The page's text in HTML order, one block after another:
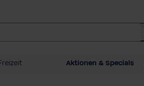
Aktionen & Specials